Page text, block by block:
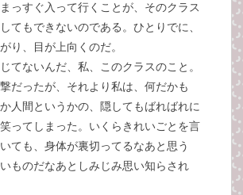
っすぐ入って行くことが、そのクラス
てもできないのである。ひとりでに、
り、目が上向くのだ。
てないんだ、私、このクラスのこと。
だったが、それより私は、何だかも
人間というかの、隠してもばればれに
ってしまった。いくらきれいごとを言
ても、身体が裏切ってるなあと思う
ものだなあとしみじみ思い知らされ